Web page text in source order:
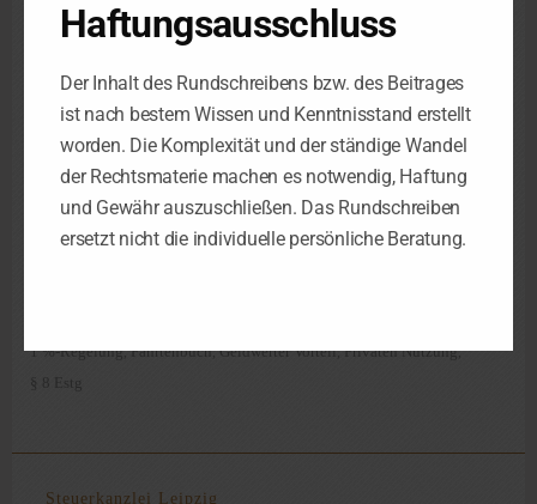
hinsichtlich der Anwendung der 1 %-Regelung aufgrund des
nicht zeitnah geführten Fahrtenbuchs als auch hinsichtlich der
Kostendeckelung, indem das FA aus Billigkeitsgründen den
nach der 1 %-Regelung ermittelten geldwerten Vorteil
zutreffend auf die tatsächlich angefallenen Kosten begrenzt
hatte.
Fundstelle
FG Rheinland-Pfalz 13.11.17, 5 K 1391/15
1 %-Regelung,Fahrtenbuch,Geldwerter Vorteil,Privaten Nutzung,
§ 8 Estg
Steuerkanzlei Leipzig
Haftungsausschluss
Der Inhalt des Rundschreibens bzw. des Beitrages
ist nach bestem Wissen und Kenntnisstand erstellt
worden. Die Komplexität und der ständige Wandel
der Rechtsmaterie machen es notwendig, Haftung
und Gewähr auszuschließen. Das Rundschreiben
ersetzt nicht die individuelle persönliche Beratung.